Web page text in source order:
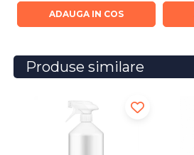
ADAUGA IN COS
Produse similare